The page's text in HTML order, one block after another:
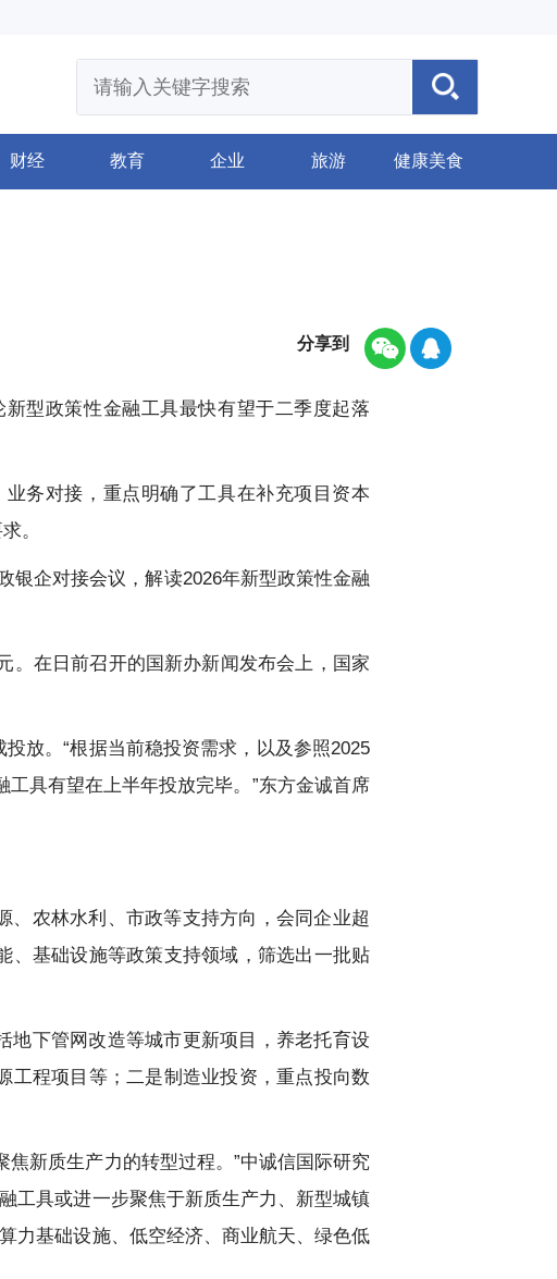
财经 教育 企业 旅游 健康美食
分享到
型政策性金融工具最快有望于二季度起落
务对接，重点明确了工具在补充项目资本
。
银企对接会议，解读2026年新型政策性金融
。在日前召开的国新办新闻发布会上，国家
放。“根据当前稳投资需求，以及参照2025
具有望在上半年投放完毕。”东方金诚首席
农林水利、市政等支持方向，会同企业超
、基础设施等政策支持领域，筛选出一批贴
地下管网改造等城市更新项目，养老托育设
工程项目等；二是制造业投资，重点投向数
新质生产力的转型过程。”中诚信国际研究
工具或进一步聚焦于新质生产力、新型城镇
力基础设施、低空经济、商业航天、绿色低